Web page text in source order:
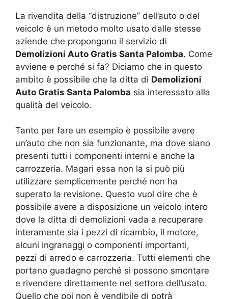
La rivendita della “distruzione” dell’auto o del
veicolo è un metodo molto usato dalle stesse
aziende che propongono il servizio di
Demolizioni Auto Gratis Santa Palomba. Come
avviene e perché si fa? Diciamo che in questo
ambito è possibile che la ditta di Demolizioni
Auto Gratis Santa Palomba sia interessato alla
qualità del veicolo.
Tanto per fare un esempio è possibile avere
un’auto che non sia funzionante, ma dove siano
presenti tutti i componenti interni e anche la
carrozzeria. Magari essa non la si può più
utilizzare semplicemente perché non ha
superato la revisione. Questo vuol dire che è
possibile avere a disposizione un veicolo intero
dove la ditta di demolizioni vada a recuperare
interamente sia i pezzi di ricambio, il motore,
alcuni ingranaggi o componenti importanti,
pezzi di arredo e carrozzeria. Tutti elementi che
portano guadagno perché si possono smontare
e rivendere direttamente nel settore dell’usato.
Quello che poi non è vendibile di potrà